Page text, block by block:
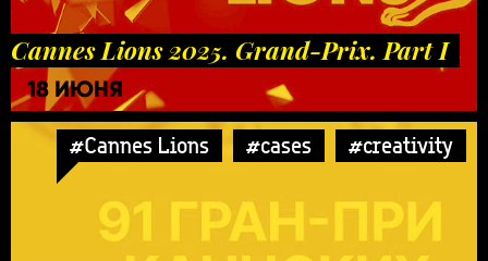
Cannes Lions 2025. Grand-Prix. Part I
18 ИЮНЯ
#Cannes Lions #cases #creativity